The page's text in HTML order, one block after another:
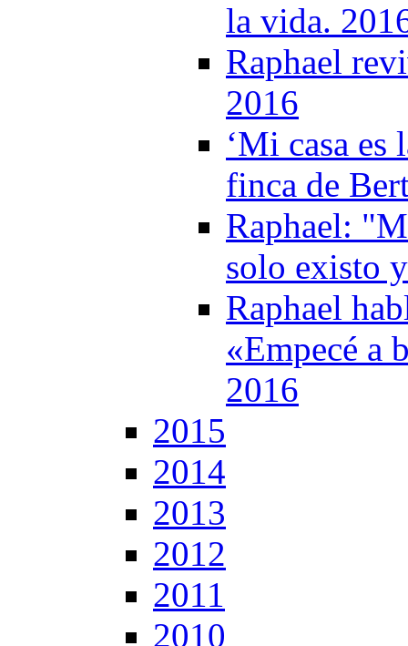
la vida.
Raphael
2016
‘Mi casa es
finca de
Raphael:
solo existo
Raphael
«Empecé a
2016
2015
2014
2013
2012
2011
2010